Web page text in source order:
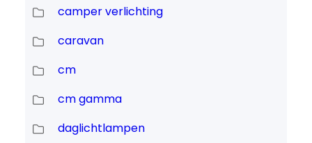
camper verlichting
caravan
cm
cm gamma
daglichtlampen